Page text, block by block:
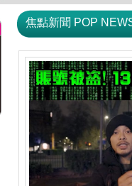
焦點新聞 POP